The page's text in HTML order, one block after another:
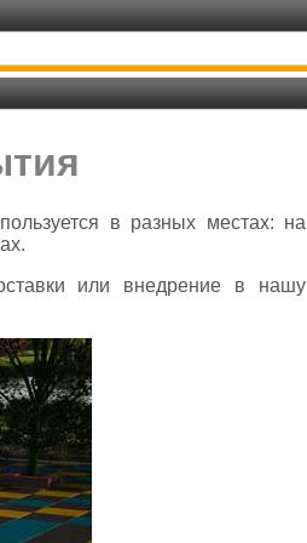
в разных местах: на
или внедрение в нашу